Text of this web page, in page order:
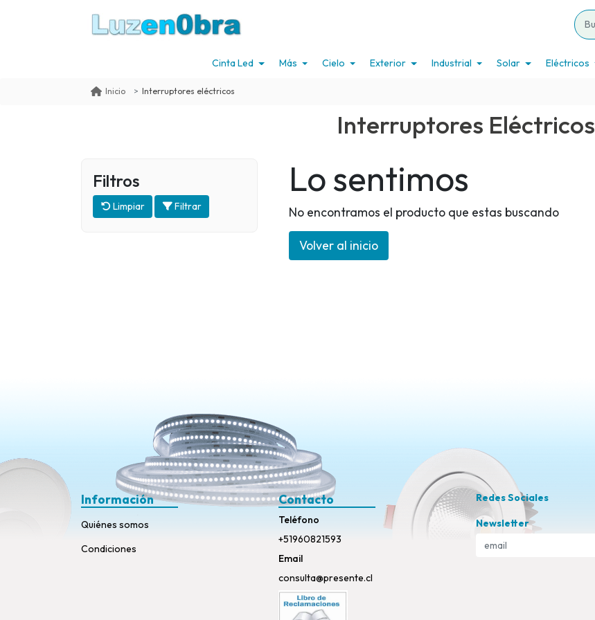
Cinta Led Más Cielo Exterior Industrial Solar Eléctricos
Inicio Interruptores eléctricos
Interruptores Eléctricos
Filtros
Limpiar Filtrar
Lo sentimos
No encontramos el producto que estas buscando
Volver al inicio
Información
Quiénes somos
Condiciones
Contacto
Teléfono
+51960821593
Email
consulta@presente.cl
Redes Sociales
Newsletter